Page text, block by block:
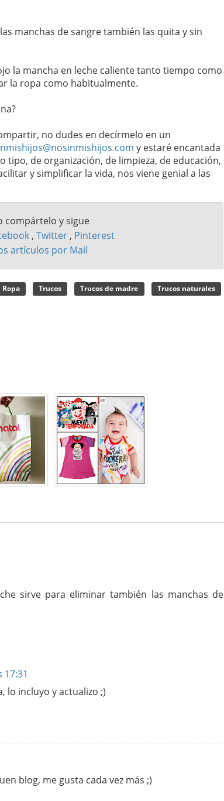
manchas de sangre también las quita y sin
la mancha en leche caliente tanto tiempo como
la ropa como habitualmente.
no dudes en decírmelo en un
y estaré encantada
de organización, de limpieza, de educación,
y simplificar la vida, nos viene genial a las
compártelo y sigue
, Twitter , Pinterest
artículos por Mail
Ropa Trucos Trucos de madre Trucos naturales
sirve para eliminar también las manchas de
17:31
lo incluyo y actualizo ;)
blog, me gusta cada vez más ;)